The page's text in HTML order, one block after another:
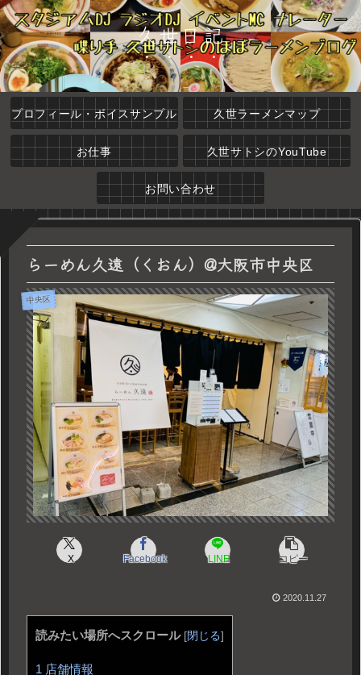
久世日記
プロフィール・ボイスサンプル 久世ラーメンマップ
お仕事 久世サトシのYouTube
お問い合わせ
らーめん久遠（くおん）@大阪市中央区
中央区
X Facebook LINE コピー
2020.11.27
読みたい場所へスクロール [閉じる]
1 店舗情報